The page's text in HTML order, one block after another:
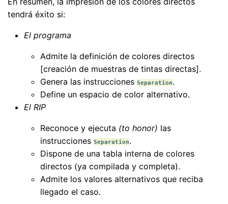
tendrá éxito si:
El programa
Admite la definición de colores directos
[creación de muestras de tintas directas].
Genera las instrucciones Separation.
Define un espacio de color alternativo.
El RIP
Reconoce y ejecuta (to honor) las
instrucciones Separation.
Dispone de una tabla interna de colores
directos (ya compilada y completa).
Admite los valores alternativos que reciba
llegado el caso.